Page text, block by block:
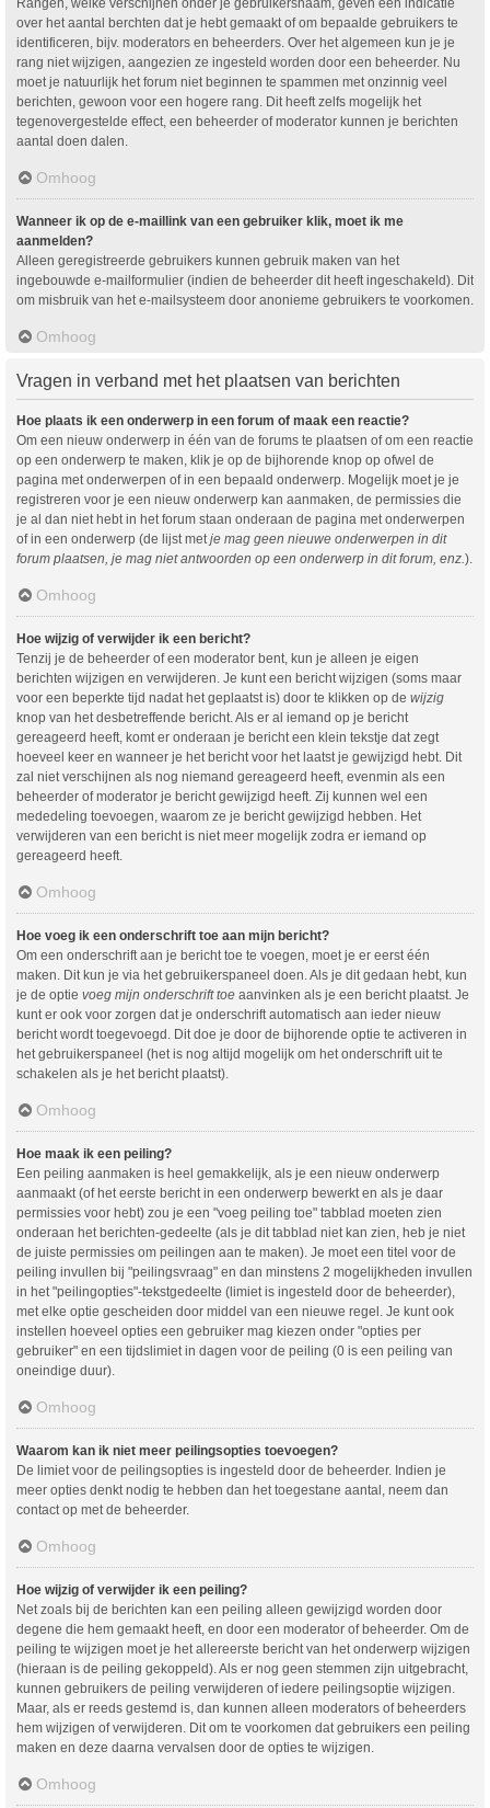
over het aantal berchten dat je hebt gemaakt of om bepaalde gebruikers te
identificeren, bijv. moderators en beheerders. Over het algemeen kun je je
rang niet wijzigen, aangezien ze ingesteld worden door een beheerder. Nu
moet je natuurlijk het forum niet beginnen te spammen met onzinnig veel
berichten, gewoon voor een hogere rang. Dit heeft zelfs mogelijk het
tegenovergestelde effect, een beheerder of moderator kunnen je berichten
aantal doen dalen.
Omhoog
Wanneer ik op de e-maillink van een gebruiker klik, moet ik me
aanmelden?
Alleen geregistreerde gebruikers kunnen gebruik maken van het
ingebouwde e-mailformulier (indien de beheerder dit heeft ingeschakeld). Dit
om misbruik van het e-mailsysteem door anonieme gebruikers te voorkomen.
Omhoog
Vragen in verband met het plaatsen van berichten
Hoe plaats ik een onderwerp in een forum of maak een reactie?
Om een nieuw onderwerp in één van de forums te plaatsen of om een reactie
op een onderwerp te maken, klik je op de bijhorende knop op ofwel de
pagina met onderwerpen of in een bepaald onderwerp. Mogelijk moet je je
registreren voor je een nieuw onderwerp kan aanmaken, de permissies die
je al dan niet hebt in het forum staan onderaan de pagina met onderwerpen
of in een onderwerp (de lijst met je mag geen nieuwe onderwerpen in dit
forum plaatsen, je mag niet antwoorden op een onderwerp in dit forum, enz. ).
Omhoog
Hoe wijzig of verwijder ik een bericht?
Tenzij je de beheerder of een moderator bent, kun je alleen je eigen
berichten wijzigen en verwijderen. Je kunt een bericht wijzigen (soms maar
voor een beperkte tijd nadat het geplaatst is) door te klikken op de wijzig
knop van het desbetreffende bericht. Als er al iemand op je bericht
gereageerd heeft, komt er onderaan je bericht een klein tekstje dat zegt
hoeveel keer en wanneer je het bericht voor het laatst je gewijzigd hebt. Dit
zal niet verschijnen als nog niemand gereageerd heeft, evenmin als een
beheerder of moderator je bericht gewijzigd heeft. Zij kunnen wel een
mededeling toevoegen, waarom ze je bericht gewijzigd hebben. Het
verwijderen van een bericht is niet meer mogelijk zodra er iemand op
gereageerd heeft.
Omhoog
Hoe voeg ik een onderschrift toe aan mijn bericht?
Om een onderschrift aan je bericht toe te voegen, moet je er eerst één
maken. Dit kun je via het gebruikerspaneel doen. Als je dit gedaan hebt, kun
je de optie voeg mijn onderschrift toe aanvinken als je een bericht plaatst. Je
kunt er ook voor zorgen dat je onderschrift automatisch aan ieder nieuw
bericht wordt toegevoegd. Dit doe je door de bijhorende optie te activeren in
het gebruikerspaneel (het is nog altijd mogelijk om het onderschrift uit te
schakelen als je het bericht plaatst).
Omhoog
Hoe maak ik een peiling?
Een peiling aanmaken is heel gemakkelijk, als je een nieuw onderwerp
aanmaakt (of het eerste bericht in een onderwerp bewerkt en als je daar
permissies voor hebt) zou je een "voeg peiling toe" tabblad moeten zien
onderaan het berichten-gedeelte (als je dit tabblad niet kan zien, heb je niet
de juiste permissies om peilingen aan te maken). Je moet een titel voor de
peiling invullen bij "peilingsvraag" en dan minstens 2 mogelijkheden invullen
in het "peilingopties"-tekstgedeelte (limiet is ingesteld door de beheerder),
met elke optie gescheiden door middel van een nieuwe regel. Je kunt ook
instellen hoeveel opties een gebruiker mag kiezen onder "opties per
gebruiker" en een tijdslimiet in dagen voor de peiling (0 is een peiling van
oneindige duur).
Omhoog
Waarom kan ik niet meer peilingsopties toevoegen?
De limiet voor de peilingsopties is ingesteld door de beheerder. Indien je
meer opties denkt nodig te hebben dan het toegestane aantal, neem dan
contact op met de beheerder.
Omhoog
Hoe wijzig of verwijder ik een peiling?
Net zoals bij de berichten kan een peiling alleen gewijzigd worden door
degene die hem gemaakt heeft, en door een moderator of beheerder. Om de
peiling te wijzigen moet je het allereerste bericht van het onderwerp wijzigen
(hieraan is de peiling gekoppeld). Als er nog geen stemmen zijn uitgebracht,
kunnen gebruikers de peiling verwijderen of iedere peilingsoptie wijzigen.
Maar, als er reeds gestemd is, dan kunnen alleen moderators of beheerders
hem wijzigen of verwijderen. Dit om te voorkomen dat gebruikers een peiling
maken en deze daarna vervalsen door de opties te wijzigen.
Omhoog